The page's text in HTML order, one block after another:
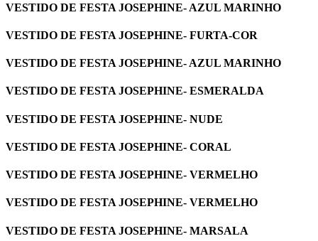
VESTIDO DE FESTA JOSEPHINE- AZUL MARINHO
VESTIDO DE FESTA JOSEPHINE- FURTA-COR
VESTIDO DE FESTA JOSEPHINE- AZUL MARINHO
VESTIDO DE FESTA JOSEPHINE- ESMERALDA
VESTIDO DE FESTA JOSEPHINE- NUDE
VESTIDO DE FESTA JOSEPHINE- CORAL
VESTIDO DE FESTA JOSEPHINE- VERMELHO
VESTIDO DE FESTA JOSEPHINE- VERMELHO
VESTIDO DE FESTA JOSEPHINE- MARSALA